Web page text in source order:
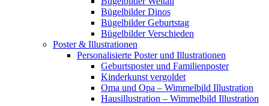
Bügelbilder Dinos
Bügelbilder Geburtstag
Bügelbilder Verschieden
Poster & Illustrationen
Personalisierte Poster und Illustrationen
Geburtsposter und Familienposter
Kinderkunst vergoldet
Oma und Opa – Wimmelbild Illustration
Hausillustration – Wimmelbild Illustration